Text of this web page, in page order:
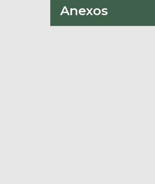
Anexos